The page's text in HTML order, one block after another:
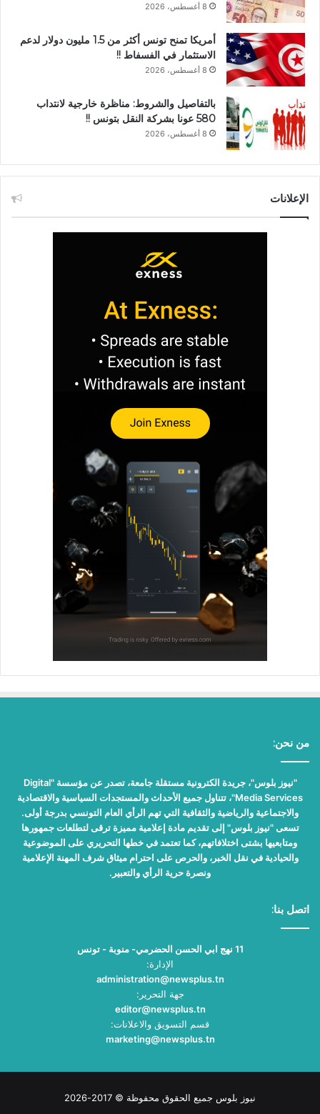
8 أغسطس، 2026
أمريكا تمنح تونس أكثر من 1.5 مليون دولار لدعم
الاستثمار في الفسفاط !!
8 أغسطس، 2026
بالتفاصيل والشروط: مناظرة خارجية لانتداب
580 عونا بشركة النقل بتونس !!
8 أغسطس، 2026
الإعلانات
من نحن:
"نيوز بلوس"، جريدة الكترونية مستقلة جامعة، تصدر عن مؤسسة "Digital
Media Services"، تتناول جميع الأحداث والمستجدات السياسية والاقتصادية
والاجتماعية والرياضية والثقافية التي تهم الرأي العام التونسي بدرجة أولى.
تسعى "نيوز بلوس" إلى تقديم مادة إعلامية مميزة ترقى لتطلعات جمهورها
ومتابعيها بشتى اختلافاتهم، كما تعتمد في خطها التحريري على الموضوعية
والحيادية في نقل الخبر، والحرص على احترام ميثاق شرف المهنة الإعلامية
ونصرة حرية الرأي والتعبير.
اتصل بنا:
11 نهج ابي الحسن الحضرمي- منوبة - تونس
الإدارة:
administration@newsplus.tn
جهة التحرير:
editor@newsplus.tn
قسم التسويق والاعلانات:
marketing@newsplus.tn
نيوز بلوس جميع الحقوق محفوظة © 2017-2026